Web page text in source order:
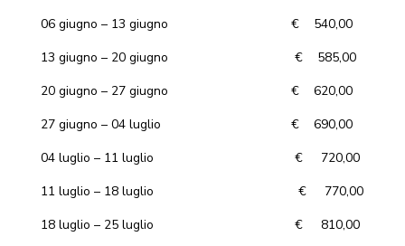
06 giugno – 13 giugno € 540,00
13 giugno – 20 giugno € 585,00
20 giugno – 27 giugno € 620,00
27 giugno – 04 luglio € 690,00
04 luglio – 11 luglio € 720,00
11 luglio – 18 luglio € 770,00
18 luglio – 25 luglio € 810,00